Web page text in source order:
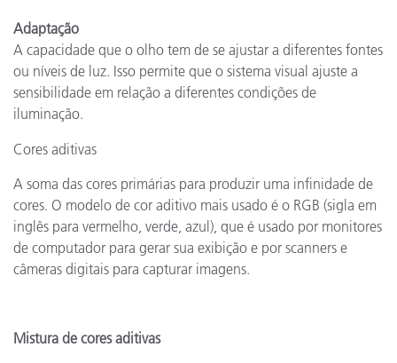
Adaptação
A capacidade que o olho tem de se ajustar a diferentes fontes
ou níveis de luz. Isso permite que o sistema visual ajuste a
sensibilidade em relação a diferentes condições de
iluminação.
Cores aditivas
A soma das cores primárias para produzir uma infinidade de
cores. O modelo de cor aditivo mais usado é o RGB (sigla em
inglês para vermelho, verde, azul), que é usado por monitores
de computador para gerar sua exibição e por scanners e
câmeras digitais para capturar imagens.
Mistura de cores aditivas